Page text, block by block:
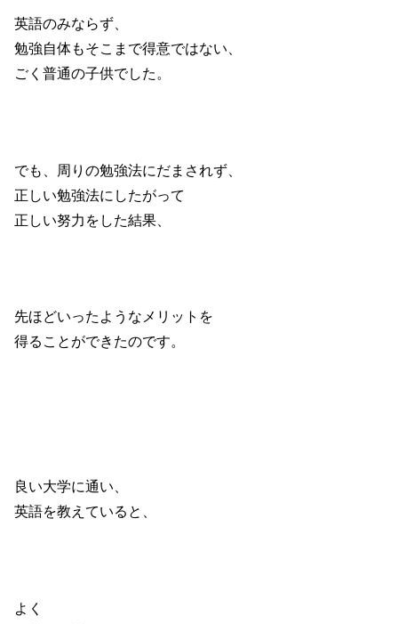
英語のみならず、
勉強自体もそこまで得意ではない、
ごく普通の子供でした。
でも、周りの勉強法にだまされず、
正しい勉強法にしたがって
正しい努力をした結果、
先ほどいったようなメリットを
得ることができたのです。
良い大学に通い、
英語を教えていると、
よく